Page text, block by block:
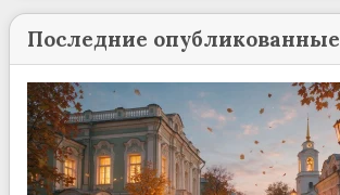
Последние опубликованные